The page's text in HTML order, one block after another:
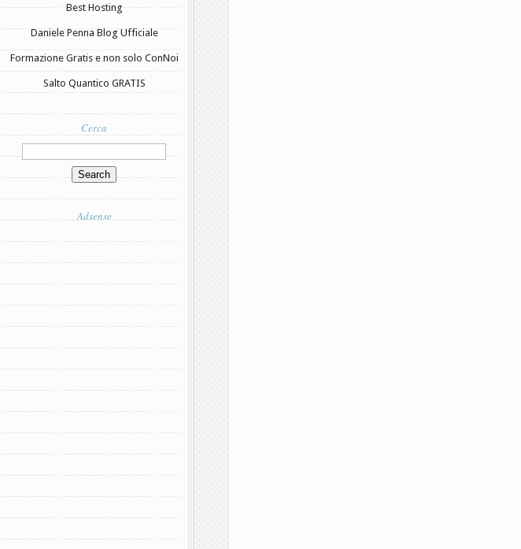
Best Hosting
Daniele Penna Blog Ufficiale
Formazione Gratis e non solo ConNoi
Salto Quantico GRATIS
Cerca
Adsense